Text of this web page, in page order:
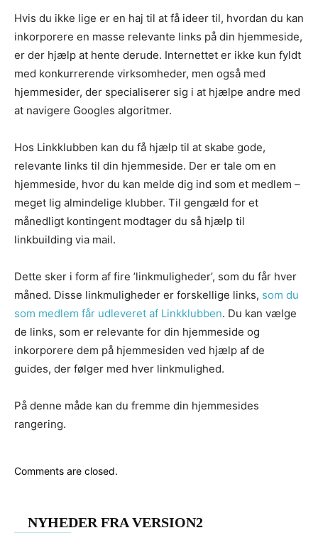
Hvis du ikke lige er en haj til at få ideer til, hvordan du kan
inkorporere en masse relevante links på din hjemmeside,
er der hjælp at hente derude. Internettet er ikke kun fyldt
med konkurrerende virksomheder, men også med
hjemmesider, der specialiserer sig i at hjælpe andre med
at navigere Googles algoritmer.
Hos Linkklubben kan du få hjælp til at skabe gode,
relevante links til din hjemmeside. Der er tale om en
hjemmeside, hvor du kan melde dig ind som et medlem –
meget lig almindelige klubber. Til gengæld for et
månedligt kontingent modtager du så hjælp til
linkbuilding via mail.
Dette sker i form af fire ’linkmuligheder’, som du får hver
måned. Disse linkmuligheder er forskellige links, som du
som medlem får udleveret af Linkklubben. Du kan vælge
de links, som er relevante for din hjemmeside og
inkorporere dem på hjemmesiden ved hjælp af de
guides, der følger med hver linkmulighed.
På denne måde kan du fremme din hjemmesides
rangering.
Comments are closed.
NYHEDER FRA VERSION2